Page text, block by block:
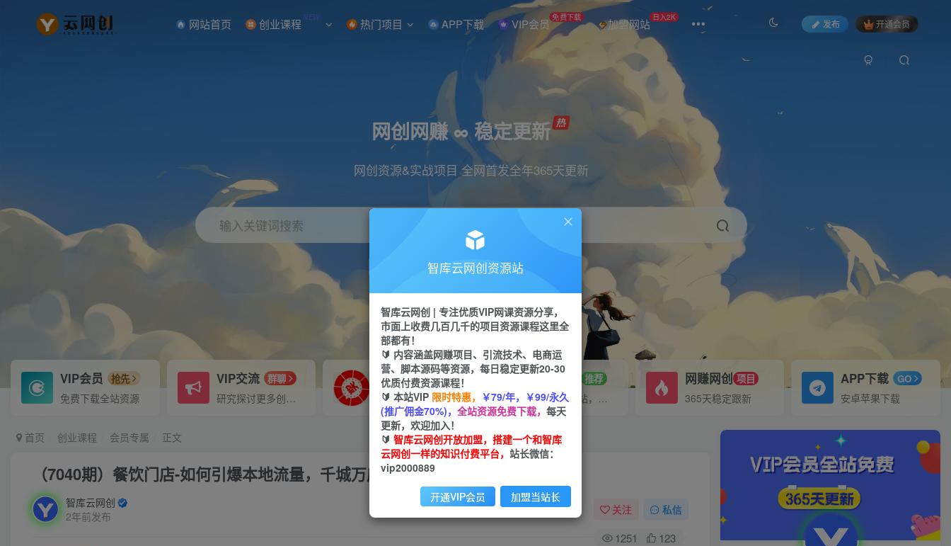
网站首页 创业课程 NEW 热门项目 APP下载 VIP会员 免费下载 加盟网站 日入2K
发布 开通会员
网创网赚 ∞ 稳定更新
网创资源&实战项目 全网首发全年365天更新
输入关键词搜索
直播 小红书 剪辑
VIP会员 抢先
免费下载全站资源
VIP交流 群聊
研究探讨更多创业项目路子。
VIP推广
70%分佣
会员专属推广链接
招募站长 推荐
搭建同款网站，自己当老板
网赚网创 项目
365天稳定跟新
APP下载 GO
安卓苹果下载
首页 创业课程 会员专属 正文
（7040期）餐饮门店-如何引爆本地流量，千城万店实操运营（27节视频课）
智库云网创
2年前发布
关注 私信
1251 123
智库云网创资源站
智库云网创 | 专注优质VIP网课资源分享，
市面上收费几百几千的项目资源课程这里全
部都有！
🔰 内容涵盖网赚项目、引流技术、电商运
营、脚本源码等资源，每日稳定更新20-30
优质付费资源课程！
🔰 本站VIP 限时特惠， ￥79/年，￥99/永久
(推广佣金70%)， 全站资源免费下载， 每天
更新，欢迎加入！
🔰 智库云网创开放加盟，搭建一个和智库
云网创一样的知识付费平台， 站长微信：
vip2000889
开通VIP会员 加盟当站长